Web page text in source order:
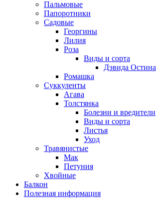
Пальмовые
Папоротники
Садовые
Георгины
Лилия
Роза
Виды и сорта
Дэвида Остина
Ромашка
Суккуленты
Агава
Толстянка
Болезни и вредители
Виды и сорта
Листья
Уход
Травянистые
Мак
Петуния
Хвойные
Балкон
Полезная информация